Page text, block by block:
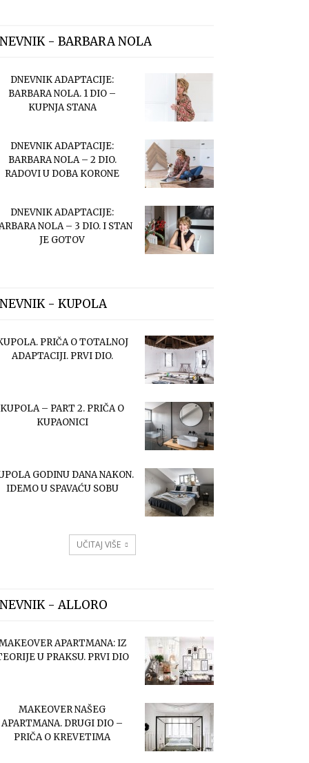
- BARBARA NOLA
DNEVNIK ADAPTACIJE:
BARBARA NOLA. 1 DIO –
KUPNJA STANA
DNEVNIK ADAPTACIJE:
BARBARA NOLA – 2 DIO.
RADOVI U DOBA KORONE
DNEVNIK ADAPTACIJE:
NOLA – 3 DIO. I STAN
JE GOTOV
- KUPOLA
PRIČA O TOTALNOJ
ADAPTACIJI. PRVI DIO.
KUPOLA – PART 2. PRIČA O
KUPAONICI
GODINU DANA NAKON.
IDEMO U SPAVAĆU SOBU
UČITAJ VIŠE
- ALLORO
APARTMANA: IZ
U PRAKSU. PRVI DIO
MAKEOVER NAŠEG
APARTMANA. DRUGI DIO –
PRIČA O KREVETIMA